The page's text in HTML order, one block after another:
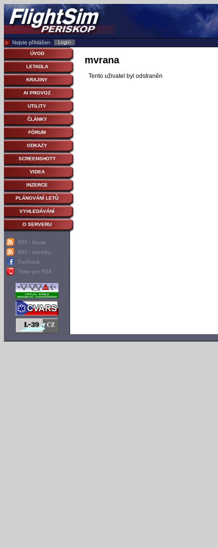
Nejste přihlášen
ÚVOD
LETADLA
KRAJINY
AI PROVOZ
UTILITY
ČLÁNKY
FÓRUM
ODKAZY
SCREENSHOTY
VIDEA
INZERCE
PLÁNOVÁNÍ LETŮ
VYHLEDÁVÁNÍ
O SERVERU
RSS - fórum
RSS - novinky
Facebook
Verze pro PDA
mvrana
Tento uživatel byl odstraněn